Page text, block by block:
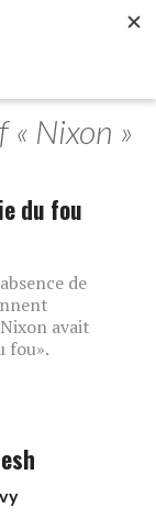
Nixon »
du fou
de
avait
fou».